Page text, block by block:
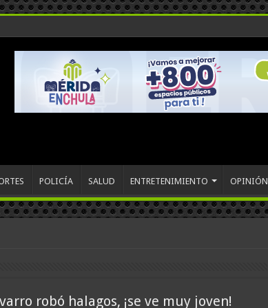
POLICÍA SALUD ENTRETENIMIENTO OPINIÓN
robó halagos, ¡se ve muy joven!